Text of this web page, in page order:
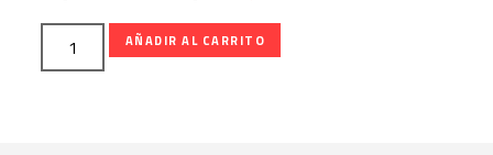
AÑADIR AL CARRITO